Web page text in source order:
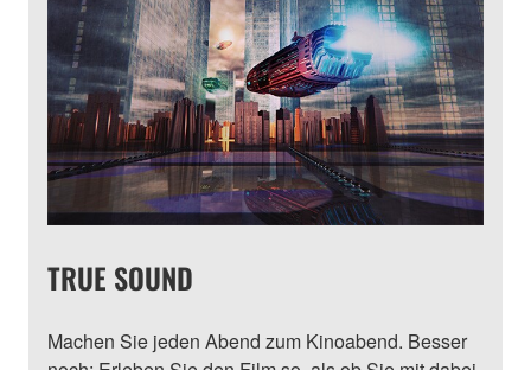
TRUE SOUND
Machen Sie jeden Abend zum Kinoabend. Besser